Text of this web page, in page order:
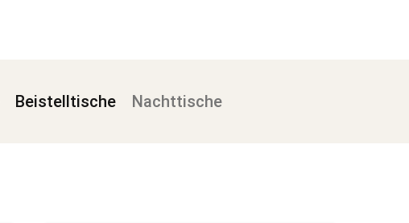
Beistelltische Nachttische